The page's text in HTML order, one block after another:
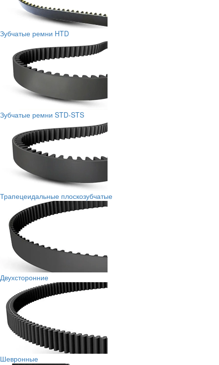
Зубчатые ремни HTD
Зубчатые ремни STD-STS
Трапецеидальные плоскозубчатые
Двухсторонние
Шевронные